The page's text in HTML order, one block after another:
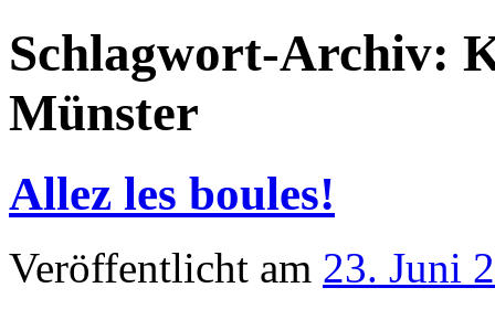
Schlagwort-Archiv:
Münster
Allez les boules!
Veröffentlicht am 23. Juni